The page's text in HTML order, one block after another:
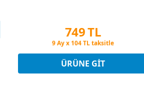
749 TL
Peşin Fiyatına 3 Taksit
Peşin Fiyatına 3 Taksit
ÜRÜNE GIT